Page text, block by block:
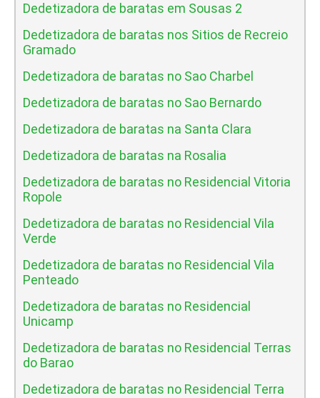
Dedetizadora de baratas em Sousas 2
Dedetizadora de baratas nos Sitios de Recreio
Gramado
Dedetizadora de baratas no Sao Charbel
Dedetizadora de baratas no Sao Bernardo
Dedetizadora de baratas na Santa Clara
Dedetizadora de baratas na Rosalia
Dedetizadora de baratas no Residencial Vitoria
Ropole
Dedetizadora de baratas no Residencial Vila
Verde
Dedetizadora de baratas no Residencial Vila
Penteado
Dedetizadora de baratas no Residencial
Unicamp
Dedetizadora de baratas no Residencial Terras
do Barao
Dedetizadora de baratas no Residencial Terra